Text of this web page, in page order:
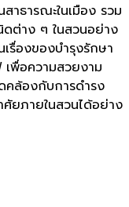
าธารณะในเมือง รวม
ต่าง ๆ ในสวนอย่าง
รื่องของบำรุงรักษา
เพื่อความสวยงาม
คล้องกับการดำรง
ยภายในสวนได้อย่าง